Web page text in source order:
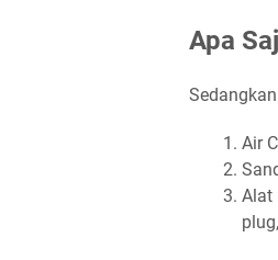
Apa
Air
Alat